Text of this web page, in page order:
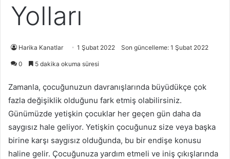
Yolları
Harika Kanatlar 1 Şubat 2022 Son güncelleme: 1 Şubat 2022
0 5 dakika okuma süresi
Zamanla, çocuğunuzun davranışlarında büyüdükçe çok
fazla değişiklik olduğunu fark etmiş olabilirsiniz.
Günümüzde yetişkin çocuklar her geçen gün daha da
saygısız hale geliyor. Yetişkin çocuğunuz size veya başka
birine karşı saygısız olduğunda, bu bir endişe konusu
haline gelir. Çocuğunuza yardım etmeli ve iniş çıkışlarında